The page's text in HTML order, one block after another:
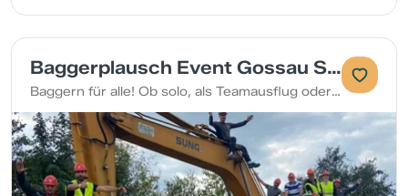
Baggerplausch Event Gossau SG
Baggern für alle! Ob solo, als Teamausflug oder Polteri